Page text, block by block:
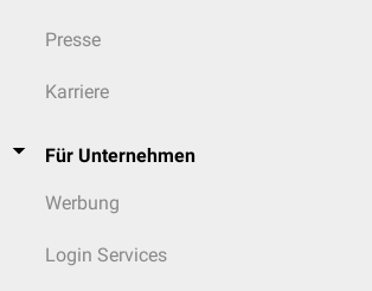
Presse
Karriere
Für Unternehmen
Werbung
Login Services